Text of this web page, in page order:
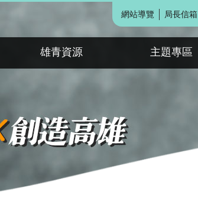
網站導覽 局長信箱
雄青資源 主題專區